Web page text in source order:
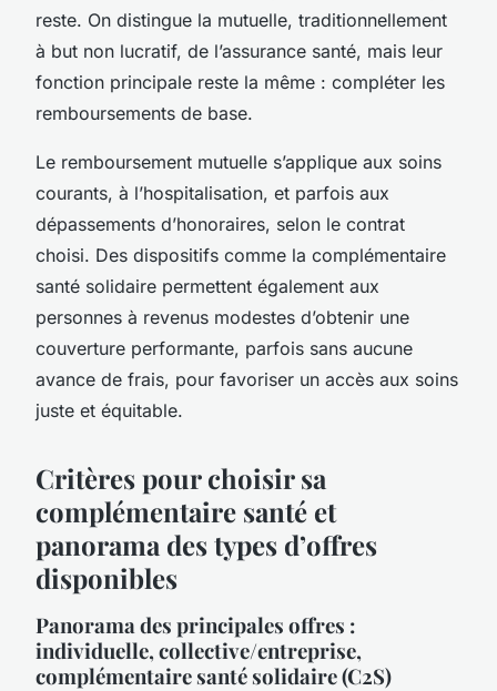
reste. On distingue la mutuelle, traditionnellement
à but non lucratif, de l’assurance santé, mais leur
fonction principale reste la même : compléter les
remboursements de base.
Le remboursement mutuelle s’applique aux soins
courants, à l’hospitalisation, et parfois aux
dépassements d’honoraires, selon le contrat
choisi. Des dispositifs comme la complémentaire
santé solidaire permettent également aux
personnes à revenus modestes d’obtenir une
couverture performante, parfois sans aucune
avance de frais, pour favoriser un accès aux soins
juste et équitable.
Critères pour choisir sa
complémentaire santé et
panorama des types d’offres
disponibles
Panorama des principales offres :
individuelle, collective/entreprise,
complémentaire santé solidaire (C2S)